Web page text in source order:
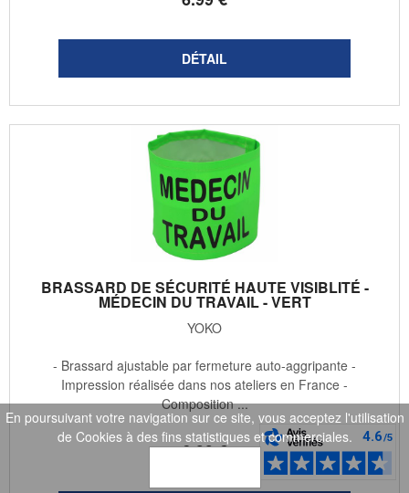
BRASSARD DE SÉCURITÉ HAUTE VISIBLITÉ -
MÉDECIN DU TRAVAIL - VERT
YOKO
6.99€
- Brassard ajustable par fermeture auto-aggripante -
Impression réalisée dans nos ateliers en France -
Composition ...
En poursuivant votre navigation sur ce site, vous acceptez l'utilisation
de Cookies à des fins statistiques et commerciales.